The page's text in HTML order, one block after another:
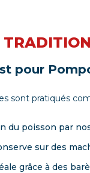
pour
sont pratiqués
du poisson par
sur des
grâce à des